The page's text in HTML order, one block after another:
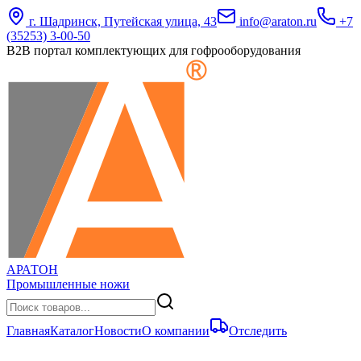
г. Шадринск, Путейская улица, 43 info@araton.ru
+7
(35253) 3-00-50
B2B портал комплектующих для гофрооборудования
АРАТОН
Промышленные ножи
ГлавнаяКаталогНовостиО компании Отследить